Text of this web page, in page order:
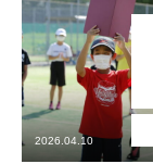
2026.04.10